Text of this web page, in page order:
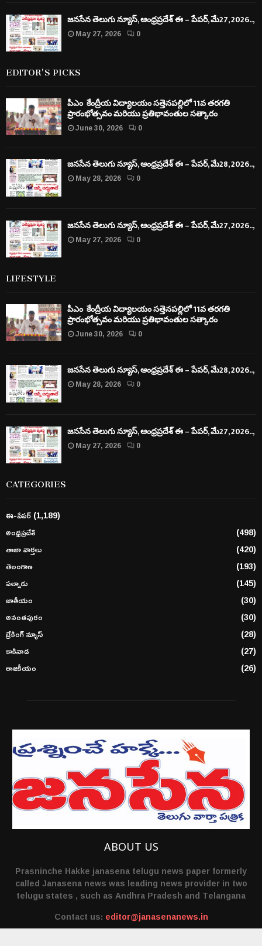
జనసేన తెలుగు న్యూస్, ఆంధ్రప్రదేశ్ ఈ – పేపర్, మే27, 2026..,
May 27, 2026
0
EDITOR'S PICKS
పీఎం కేంద్రీయ విద్యాలయం సత్తెనపల్లిలో 11వ తరగతి
ప్రారంభోత్సవం మరియు ప్రతిభావంతుల సత్కారం
June 30, 2026
0
జనసేన తెలుగు న్యూస్, ఆంధ్రప్రదేశ్ ఈ – పేపర్, మే28, 2026..,
May 28, 2026
0
జనసేన తెలుగు న్యూస్, ఆంధ్రప్రదేశ్ ఈ – పేపర్, మే27, 2026..,
May 27, 2026
0
LIFESTYLE
పీఎం కేంద్రీయ విద్యాలయం సత్తెనపల్లిలో 11వ తరగతి
ప్రారంభోత్సవం మరియు ప్రతిభావంతుల సత్కారం
June 30, 2026
0
జనసేన తెలుగు న్యూస్, ఆంధ్రప్రదేశ్ ఈ – పేపర్, మే28, 2026..,
May 28, 2026
0
జనసేన తెలుగు న్యూస్, ఆంధ్రప్రదేశ్ ఈ – పేపర్, మే27, 2026..,
May 27, 2026
0
CATEGORIES
ఈ-పేపర్(1,189)
అంధ్రప్రదేశ్
(498)
తాజా వార్తలు
(420)
తెలంగాణ
(193)
పల్నాడు
(145)
జాతీయం
(30)
అనంతపురం
(30)
బ్రేకింగ్ న్యూస్
(28)
కాకినాడ
(27)
రాజకీయం
(26)
ABOUT US
Prasninche Hakke janasena telugu news paper formerly
called Janasena news was leading news provider in two
telugu states , such as Andhra Pradesh and Telangana
Contact us: editor@janasenanews.in